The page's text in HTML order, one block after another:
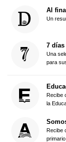
Al
Un
7
Una
para
Recibe
la
Recibe
primario